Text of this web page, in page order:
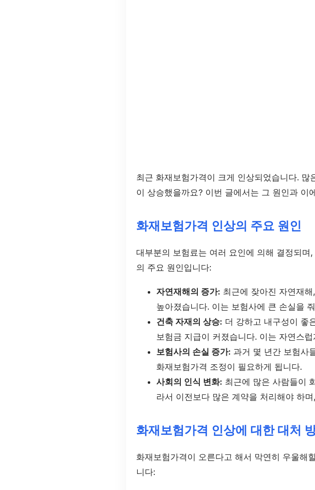
최근 화재보험가격이 크게 인상되었습니다.
이 상승했을까요? 이번 글에서는 그 원인과 이
화재보험가격 인상의 주요 원인
대부분의 보험료는 여러 요인에 의해 결정되
의 주요 원인입니다:
자연재해의 증가: 최근에 잦아진 자연재
높아졌습니다. 이는 보험사에 큰 손실을
건축 자재의 상승: 더 강하고 내구성이 좋
보험금 지급이 커졌습니다. 이는 자연스
보험사의 손실 증가: 과거 몇 년간 보험사
화재보험가격 조정이 필요하게 됩니다.
사회의 인식 변화: 최근에 많은 사람들이
라서 이전보다 많은 계약을 처리해야 하
화재보험가격 인상에 대한 대처
화재보험가격이 오른다고 해서 막연히 우울해
니다: